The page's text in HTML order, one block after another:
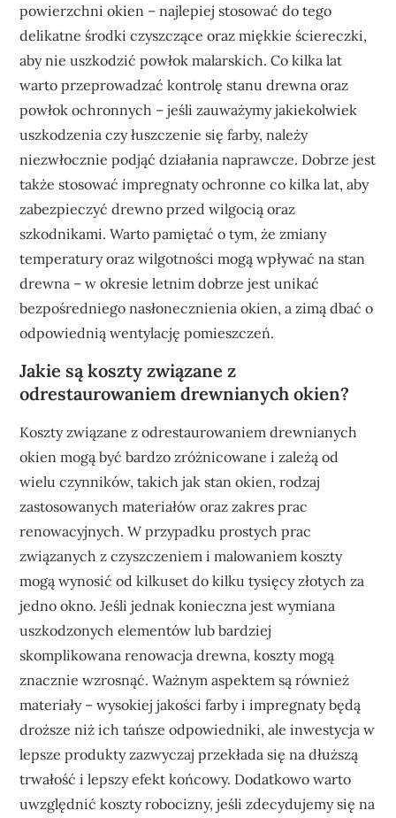
powierzchni okien – najlepiej stosować do tego
delikatne środki czyszczące oraz miękkie ściereczki,
aby nie uszkodzić powłok malarskich. Co kilka lat
warto przeprowadzać kontrolę stanu drewna oraz
powłok ochronnych – jeśli zauważymy jakiekolwiek
uszkodzenia czy łuszczenie się farby, należy
niezwłocznie podjąć działania naprawcze. Dobrze jest
także stosować impregnaty ochronne co kilka lat, aby
zabezpieczyć drewno przed wilgocią oraz
szkodnikami. Warto pamiętać o tym, że zmiany
temperatury oraz wilgotności mogą wpływać na stan
drewna – w okresie letnim dobrze jest unikać
bezpośredniego nasłonecznienia okien, a zimą dbać o
odpowiednią wentylację pomieszczeń.
Jakie są koszty związane z
odrestaurowaniem drewnianych okien?
Koszty związane z odrestaurowaniem drewnianych
okien mogą być bardzo zróżnicowane i zależą od
wielu czynników, takich jak stan okien, rodzaj
zastosowanych materiałów oraz zakres prac
renowacyjnych. W przypadku prostych prac
związanych z czyszczeniem i malowaniem koszty
mogą wynosić od kilkuset do kilku tysięcy złotych za
jedno okno. Jeśli jednak konieczna jest wymiana
uszkodzonych elementów lub bardziej
skomplikowana renowacja drewna, koszty mogą
znacznie wzrosnąć. Ważnym aspektem są również
materiały – wysokiej jakości farby i impregnaty będą
droższe niż ich tańsze odpowiedniki, ale inwestycja w
lepsze produkty zazwyczaj przekłada się na dłuższą
trwałość i lepszy efekt końcowy. Dodatkowo warto
uwzględnić koszty robocizny, jeśli zdecydujemy się na